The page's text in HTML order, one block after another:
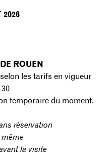
ROUEN
les tarifs en vigueur
30
temporaire du moment.
réservation
même
la visite